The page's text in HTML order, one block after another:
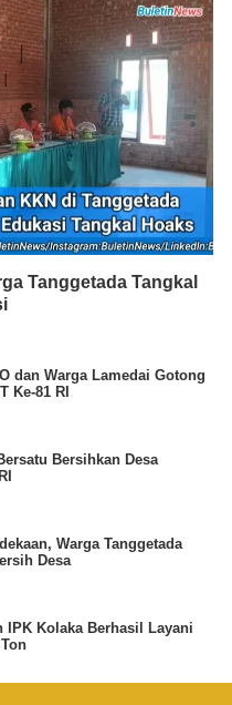
Tanggetada Tangkal
dan Warga Lamedai Gotong
Ke-81 RI
Bersihkan Desa
Warga Tanggetada
Desa
IPK Kolaka Berhasil Layani